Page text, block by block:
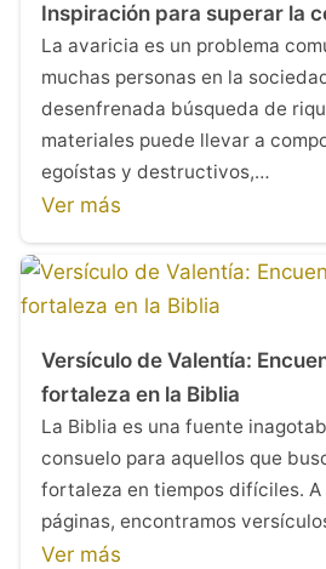
Inspiración para superar la
La avaricia es un problema
muchas personas en la
desenfrenada búsqueda de
materiales puede llevar a
egoístas y destructivos,…
Ver más
Versículo de Valentía:
fortaleza en la Biblia
La Biblia es una fuente
consuelo para aquellos que
fortaleza en tiempos difíciles. A
páginas, encontramos
Ver más